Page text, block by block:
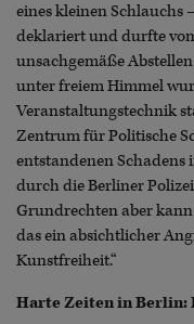
eines kleinen Schlauchs
deklariert und durfte
unsachgemäße
unter freiem Himmel
Veranstaltungstechnik
Zentrum für Politische
entstandenen Schadens
durch die Berliner
Grundrechten aber
das ein absichtlicher
Kunstfreiheit.“
Harte Zeiten in